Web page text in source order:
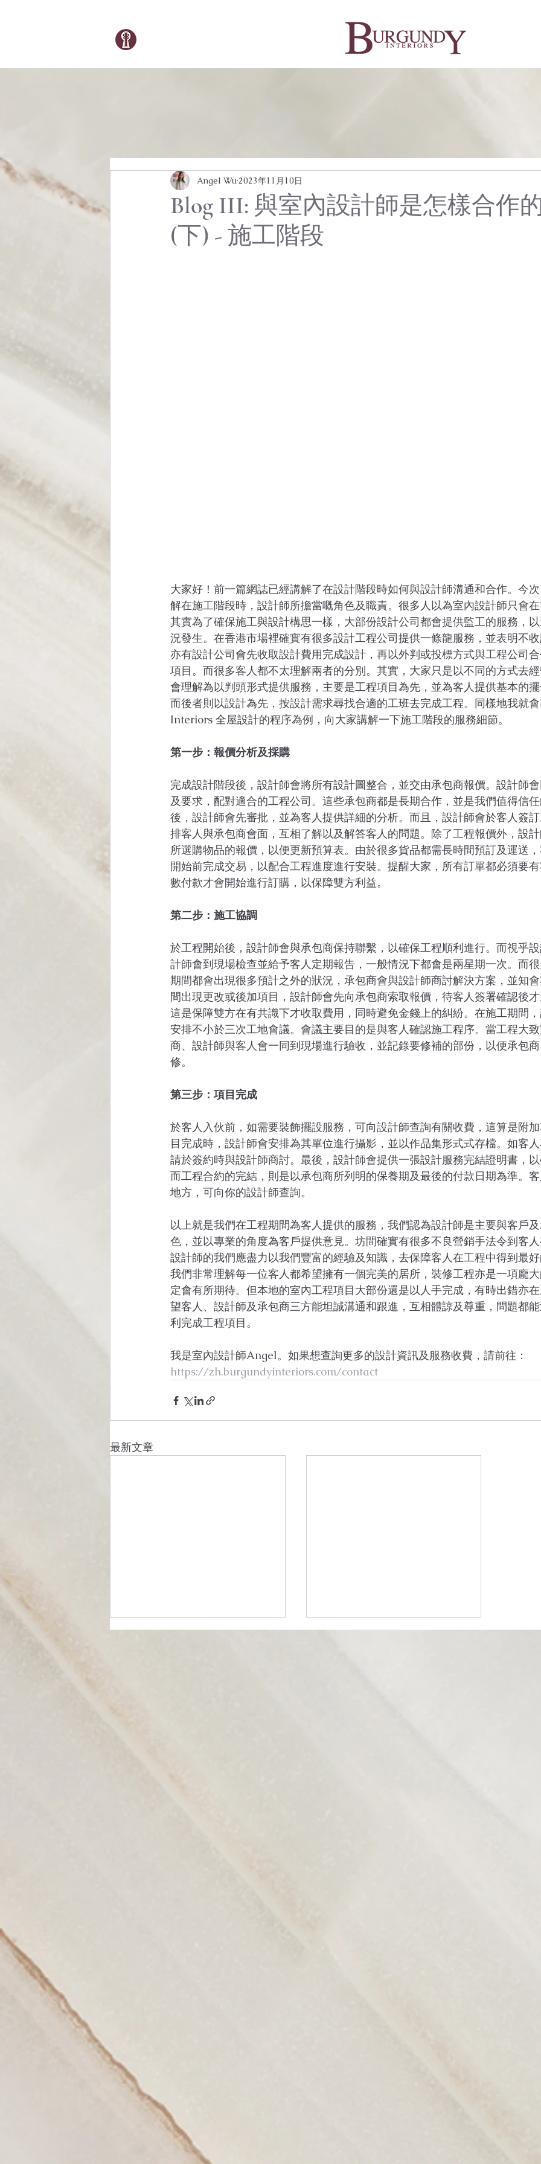
Blog III: 與室內設計師是怎樣合作
(下) - 施工階段
Angel Wu 2023年11月10日
大家好！前一篇網誌已經講解了在設計階段時如何與設計師溝通和合作。今
解在施工階段時，設計師所擔當嘅角色及職責。很多人以為室內設計師只會
其實為了確保施工與設計構思一樣，大部份設計公司都會提供監工的服務，
況發生。在香港市場裡確實有很多設計工程公司提供一條龍服務，並表明不
亦有設計公司會先收取設計費用完成設計，再以外判或投標方式與工程公司
項目。而很多客人都不太理解兩者的分別。其實，大家只是以不同的方式去
會理解為以判頭形式提供服務，主要是工程項目為先，並為客人提供基本的
而後者則以設計為先，按設計需求尋找合適的工班去完成工程。同樣地我就
Interiors 全屋設計的程序為例，向大家講解一下施工階段的服務細節。
第一步：報價分析及採購
完成設計階段後，設計師會將所有設計圖整合，並交由承包商報價。設計師
及要求，配對適合的工程公司。這些承包商都是長期合作，並是我們值得信
後，設計師會先審批，並為客人提供詳細的分析。而且，設計師會於客人簽
排客人與承包商會面，互相了解以及解答客人的問題。除了工程報價外，設
所選購物品的報價，以便更新預算表。由於很多貨品都需長時間預訂及運送
開始前完成交易，以配合工程進度進行安裝。提醒大家，所有訂單都必須要
數付款才會開始進行訂購，以保障雙方利益。
第二步：施工協調
於工程開始後，設計師會與承包商保持聯繫，以確保工程順利進行。而視乎
計師會到現場檢查並給予客人定期報告，一般情況下都會是兩星期一次。而
期間都會出現很多預計之外的狀況，承包商會與設計師商討解決方案，並知
間出現更改或後加項目，設計師會先向承包商索取報價，待客人簽署確認後
這是保障雙方在有共識下才收取費用，同時避免金錢上的糾紛。在施工期間
安排不小於三次工地會議。會議主要目的是與客人確認施工程序。當工程大
商、設計師與客人會一同到現場進行驗收，並記錄要修補的部份，以便承包
修。
第三步：項目完成
於客人入伙前，如需要裝飾擺設服務，可向設計師查詢有關收費，這算是附
目完成時，設計師會安排為其單位進行攝影，並以作品集形式式存檔。如客
請於簽約時與設計師商討。最後，設計師會提供一張設計服務完結證明書，
而工程合約的完結，則是以承包商所列明的保養期及最後的付款日期為準。
地方，可向你的設計師查詢。
以上就是我們在工程期間為客人提供的服務，我們認為設計師是主要與客戶
色，並以專業的角度為客戶提供意見。坊間確實有很多不良營銷手法令到客
設計師的我們應盡力以我們豐富的經驗及知識，去保障客人在工程中得到最
我們非常理解每一位客人都希望擁有一個完美的居所，裝修工程亦是一項龐
定會有所期待。但本地的室內工程項目大部份還是以人手完成，有時出錯亦
望客人、設計師及承包商三方能坦誠溝通和跟進，互相體諒及尊重，問題都
利完成工程項目。
我是室內設計師Angel。如果想查詢更多的設計資訊及服務收費，請前往：
https://zh.burgundyinteriors.com/contact
最新文章